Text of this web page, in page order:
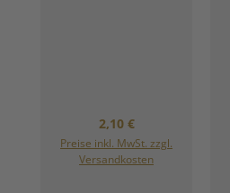
Regulärer Preis:
2,10 €
Preise inkl. MwSt. zzgl.
Versandkosten